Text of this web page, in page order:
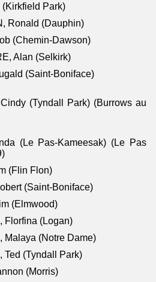
Park)
Ronald (Dauphin)
(Chemin-Dawson)
Alan (Selkirk)
(Saint-Boniface)
(Tyndall Park) (Burrows au
(Le Pas-Kameesak) (Le Pas
(Flin Flon)
(Saint-Boniface)
(Elmwood)
Florfina (Logan)
Malaya (Notre Dame)
Ted (Tyndall Park)
(Morris)